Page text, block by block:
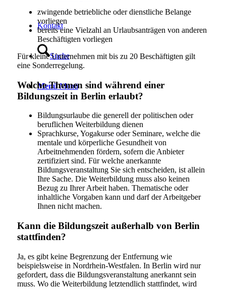
Kontakt
Suche
Menü Menü
zwingende betriebliche oder dienstliche Belange
vorliegen
bereits eine Vielzahl an Urlaubsanträgen von anderen
Beschäftigten vorliegen
Für kleine Unternehmen mit bis zu 20 Beschäftigten gilt
eine Sonderregelung.
Welche Themen sind während einer
Bildungszeit in Berlin erlaubt?
Bildungsurlaube die generell der politischen oder
beruflichen Weiterbildung dienen
Sprachkurse, Yogakurse oder Seminare, welche die
mentale und körperliche Gesundheit von
Arbeitnehmenden fördern, sofern die Anbieter
zertifiziert sind. Für welche anerkannte
Bildungsveranstaltung Sie sich entscheiden, ist allein
Ihre Sache. Die Weiterbildung muss also keinen
Bezug zu Ihrer Arbeit haben. Thematische oder
inhaltliche Vorgaben kann und darf der Arbeitgeber
Ihnen nicht machen.
Kann die Bildungszeit außerhalb von Berlin
stattfinden?
Ja, es gibt keine Begrenzung der Entfernung wie
beispielsweise in Nordrhein-Westfalen. In Berlin wird nur
gefordert, dass die Bildungsveranstaltung anerkannt sein
muss. Wo die Weiterbildung letztendlich stattfindet, wird